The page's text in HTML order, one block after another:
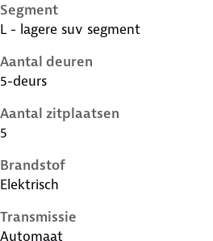
Segment
L - lagere suv segment
Aantal deuren
5-deurs
Aantal zitplaatsen
5
Brandstof
Elektrisch
Transmissie
Automaat